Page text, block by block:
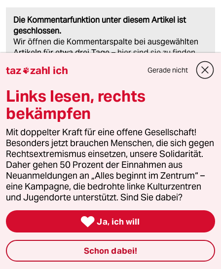
Die Kommentarfunktion unter diesem Artikel ist
geschlossen.
Wir öffnen die Kommentarspalte bei ausgewählten
Artikeln für etwa drei Tage –hier sind sie zu finden.
meistkommentiert
1 AfD-Wählen als Triebabfuhr
2 Zivildienst
Zwangsdienst als Randnotiz
3 „Wie Sie sehen, lebe ich“
taz zahl ich Gerade nicht
Links lesen, rechts
bekämpfen
Mit doppelter Kraft für eine offene Gesellschaft!
Besonders jetzt brauchen Menschen, die sich gegen
Rechtsextremismus einsetzen, unsere Solidarität.
Daher gehen 50 Prozent der Einnahmen aus
Neuanmeldungen an „Alles beginnt im Zentrum“ –
eine Kampagne, die bedrohte linke Kulturzentren
und Jugendorte unterstützt. Sind Sie dabei?
 Ja, ich will
Schon dabei!